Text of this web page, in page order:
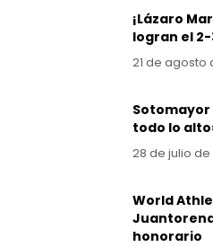
¡Lázaro
logran el
21 de agosto
Sotomayor
todo lo
28 de julio de
World
honorario